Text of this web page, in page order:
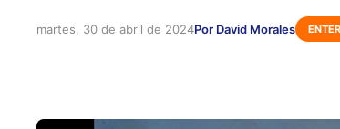
martes, 30 de abril de 2024Por David Morales